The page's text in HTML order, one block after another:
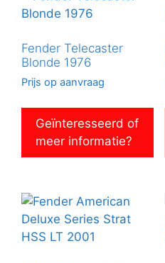
Fender Telecaster
Blonde 1976
Prijs op aanvraag
Geïnteresseerd of
meer informatie?